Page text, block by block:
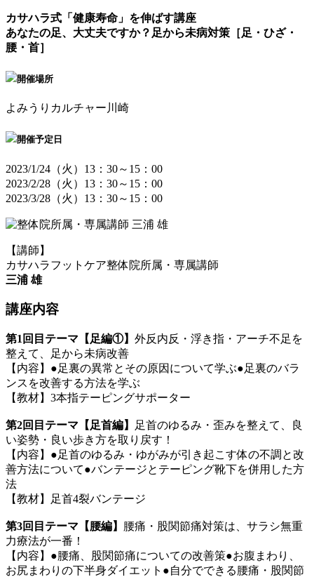
カサハラ式「健康寿命」を伸ばす講座
あなたの足、大丈夫ですか？足から未病対策［足・ひざ・
腰・首］
開催場所
よみうりカルチャー川崎
開催予定日
2023/1/24（火）13：30～15：00
2023/2/28（火）13：30～15：00
2023/3/28（火）13：30～15：00
【講師】
カサハラフットケア整体院所属・専属講師
三浦 雄
講座内容
第1回目テーマ【足編①】 外反内反・浮き指・アーチ不足を
整えて、足から未病改善
【内容】●足裏の異常とその原因について学ぶ●足裏のバラ
ンスを改善する方法を学ぶ
【教材】3本指テーピングサポーター
第2回目テーマ【足首編】
足首のゆるみ・歪みを整えて、良
い姿勢・良い歩き方を取り戻す！
【内容】●足首のゆるみ・ゆがみが引き起こす体の不調と改
善方法について●バンテージとテーピング靴下を併用した方
法
【教材】足首4裂バンテージ
第3回目テーマ【腰編】 腰痛・股関節痛対策は、サラシ無重
力療法が一番！
【内容】●腰痛、股関節痛についての改善策●お腹まわり、
お尻まわりの下半身ダイエット●自分でできる腰痛・股関節